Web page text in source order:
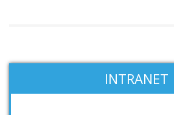
INTRANET